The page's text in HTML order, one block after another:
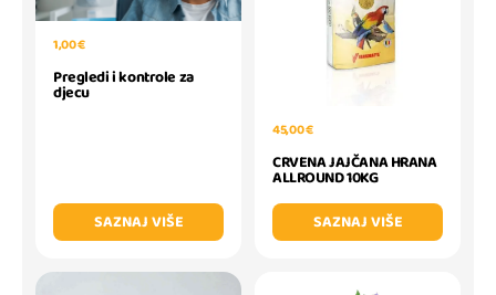
1,00 €
Pregledi i kontrole za
djecu
SAZNAJ VIŠE
45,00 €
CRVENA JAJČANA HRANA
ALLROUND 10KG
SAZNAJ VIŠE